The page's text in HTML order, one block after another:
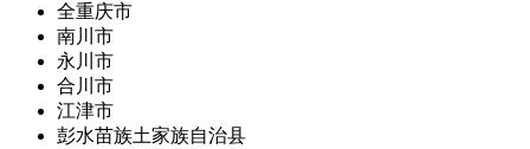
全重庆市
南川市
永川市
合川市
江津市
彭水苗族土家族自治县